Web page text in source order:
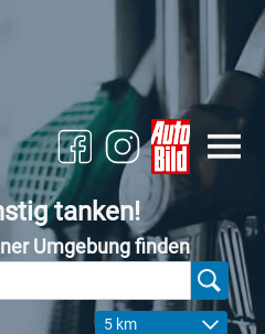
tanken!
Umgebung finden
5 km